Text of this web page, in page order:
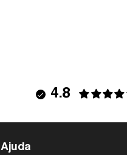
4.8
Ajuda